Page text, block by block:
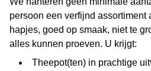
persoon een verfijnd assortiment
hapjes, goed op smaak, niet te
alles kunnen proeven. U krijgt:
Theepot(ten) in prachtige